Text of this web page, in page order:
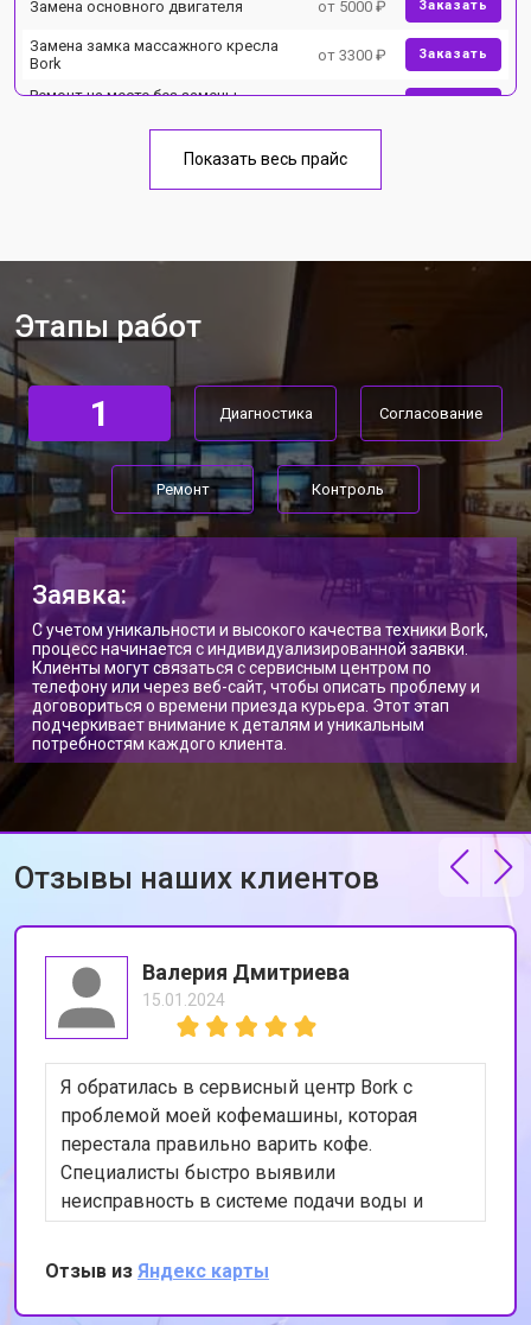
Замена основного двигателя от 5000 ₽ Заказать
Замена замка массажного кресла
Bork
от 3300 ₽ Заказать
Ремонт на месте без замены
от 4400 ₽
Замена вторичного
Прошивка массажного кресла Bork
Замена сканера массажного кресла
от 5800 ₽
Ремонт пневмокамеры от 3900 ₽ Заказать
Ремонт пневмосистемы от 4500 ₽ Заказать
Ремонт пульта управления от 4200 ₽ Заказать
Ремонт электропроводки от 3900 ₽ Заказать
Ремонт сканера массажного кресла
Bork
от 4800 ₽ Заказать
Ремонт купюроприемника от 4700 ₽ Заказать
Замена сетевого трансформатора от 4500 ₽ Заказать
Показать весь прайс
Этапы работ
1 Диагностика Согласование
Ремонт Контроль
Заявка:
С учетом уникальности и высокого качества техники Bork,
процесс начинается с индивидуализированной заявки.
Клиенты могут связаться с сервисным центром по
телефону или через веб-сайт, чтобы описать проблему и
договориться о времени приезда курьера. Этот этап
подчеркивает внимание к деталям и уникальным
потребностям каждого клиента.
Отзывы наших клиентов
Валерия Дмитриева
15.01.2024
Я обратилась в сервисный центр Bork с
проблемой моей кофемашины, которая
перестала правильно варить кофе.
Специалисты быстро выявили
неисправность в системе подачи воды и
устранили её. Теперь моя кофемашина
работает как новая. Я очень довольна
качеством обслуживания и
профессионализмом сотрудников. Спасибо
Отзыв из Яндекс карты